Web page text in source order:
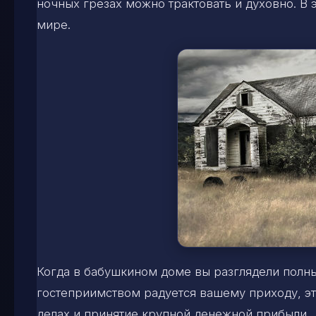
ночных грезах можно трактовать и духовно.
мире.
Когда в бабушкином доме вы разглядели
гостеприимством радуется вашему приходу,